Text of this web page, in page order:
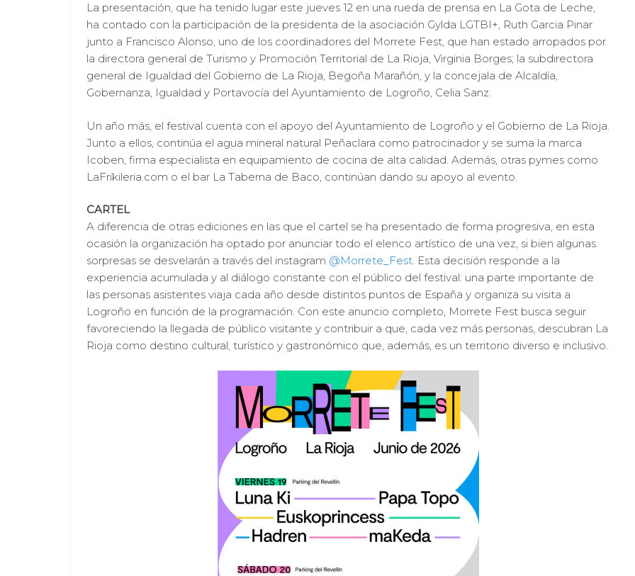
La presentación, que ha tenido lugar este jueves 12 en una rueda de prensa en La Gota de Leche,
ha contado con la participación de la presidenta de la asociación Gylda LGTBI+, Ruth Garcia Pinar
junto a Francisco Alonso, uno de los coordinadores del Morrete Fest, que han estado arropados por
la directora general de Turismo y Promoción Territorial de La Rioja, Virginia Borges; la subdirectora
general de Igualdad del Gobierno de La Rioja, Begoña Marañón, y la concejala de Alcaldía,
Gobernanza, Igualdad y Portavocía del Ayuntamiento de Logroño, Celia Sanz.
Un año más, el festival cuenta con el apoyo del Ayuntamiento de Logroño y el Gobierno de La Rioja.
Junto a ellos, continúa el agua mineral natural Peñaclara como patrocinador y se suma la marca
Icoben, firma especialista en equipamiento de cocina de alta calidad. Además, otras pymes como
LaFrikileria.com o el bar La Taberna de Baco, continúan dando su apoyo al evento.
CARTEL
A diferencia de otras ediciones en las que el cartel se ha presentado de forma progresiva, en esta
ocasión la organización ha optado por anunciar todo el elenco artístico de una vez, si bien algunas
sorpresas se desvelarán a través del instagram @Morrete_Fest. Esta decisión responde a la
experiencia acumulada y al diálogo constante con el público del festival: una parte importante de
las personas asistentes viaja cada año desde distintos puntos de España y organiza su visita a
Logroño en función de la programación. Con este anuncio completo, Morrete Fest busca seguir
favoreciendo la llegada de público visitante y contribuir a que, cada vez más personas, descubran La
Rioja como destino cultural, turístico y gastronómico que, además, es un territorio diverso e inclusivo.